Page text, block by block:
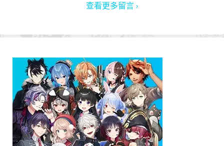
查看更多留言 ›